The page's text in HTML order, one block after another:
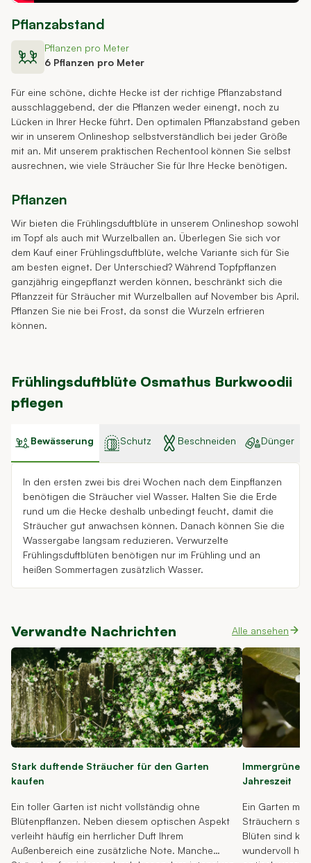
Pflanzabstand
Pflanzen pro Meter
6 Pflanzen pro Meter
Für eine schöne, dichte Hecke ist der richtige Pflanzabstand
ausschlaggebend, der die Pflanzen weder einengt, noch zu
Lücken in Ihrer Hecke führt. Den optimalen Pflanzabstand geben
wir in unserem Onlineshop selbstverständlich bei jeder Größe
mit an. Mit unserem praktischen Rechentool können Sie selbst
ausrechnen, wie viele Sträucher Sie für Ihre Hecke benötigen.
Pflanzen
Wir bieten die Frühlingsduftblüte in unserem Onlineshop sowohl
im Topf als auch mit Wurzelballen an. Überlegen Sie sich vor
dem Kauf einer Frühlingsduftblüte, welche Variante sich für Sie
am besten eignet. Der Unterschied? Während Topfpflanzen
ganzjährig eingepflanzt werden können, beschränkt sich die
Pflanzzeit für Sträucher mit Wurzelballen auf November bis April.
Pflanzen Sie nie bei Frost, da sonst die Wurzeln erfrieren
können.
Frühlingsduftblüte Osmathus Burkwoodii
pflegen
Bewässerung Schutz Beschneiden Dünger
In den ersten zwei bis drei Wochen nach dem Einpflanzen
benötigen die Sträucher viel Wasser. Halten Sie die Erde
rund um die Hecke deshalb unbedingt feucht, damit die
Sträucher gut anwachsen können. Danach können Sie die
Wassergabe langsam reduzieren. Verwurzelte
Frühlingsduftblüten benötigen nur im Frühling und an
heißen Sommertagen zusätzlich Wasser.
Verwandte Nachrichten Alle ansehen
Stark duftende Sträucher für den Garten
kaufen
Ein toller Garten ist nicht vollständig ohne
Blütenpflanzen. Neben diesem optischen Aspekt
verleiht häufig ein herrlicher Duft Ihrem
Außenbereich eine zusätzliche Note. Manche
Immergrüne,
Jahreszeit
Ein Garten mit
Sträuchern
Blüten sind
wundervoll